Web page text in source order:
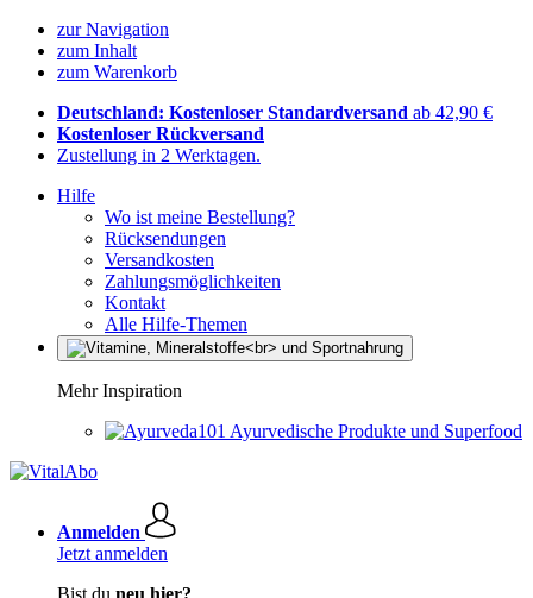
zur Navigation
zum Inhalt
zum Warenkorb
Deutschland: Kostenloser Standardversand ab 42,90 €
Kostenloser Rückversand
Zustellung in 2 Werktagen.
Hilfe
Wo ist meine Bestellung?
Rücksendungen
Versandkosten
Zahlungsmöglichkeiten
Kontakt
Alle Hilfe-Themen
Mehr Inspiration
Ayurvedische Produkte und Superfood
Anmelden
Jetzt anmelden
Bist du neu hier?